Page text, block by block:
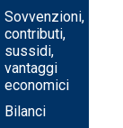
Sovvenzioni,
contributi,
sussidi,
vantaggi
economici
Bilanci